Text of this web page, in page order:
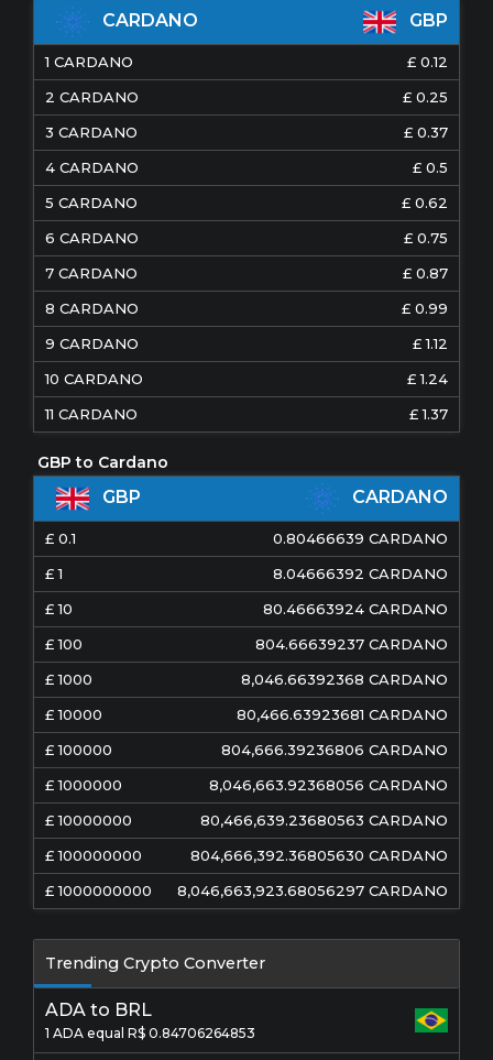
CARDANO GBP
1 CARDANO £ 0.12
2 CARDANO £ 0.25
3 CARDANO £ 0.37
4 CARDANO £ 0.5
5 CARDANO £ 0.62
6 CARDANO £ 0.75
7 CARDANO £ 0.87
8 CARDANO £ 0.99
9 CARDANO £1.12
10 CARDANO £1.24
11 CARDANO £1.37
GBP CARDANO
£ 0.1 0.80466639 CARDANO
£1 8.04666392 CARDANO
£10 80.46663924 CARDANO
£100 804.66639237 CARDANO
£1000 8,046.66392368 CARDANO
£10000 80,466.63923681 CARDANO
£100000 804,666.39236806 CARDANO
£1000000 8,046,663.92368056 CARDANO
£10000000 80,466,639.23680563 CARDANO
£100000000 804,666,392.36805630 CARDANO
£1000000000 8,046,663,923.68056297 CARDANO
Trending Crypto Converter
ADA to BRL
1 ADA equal R$ 0.84706264853